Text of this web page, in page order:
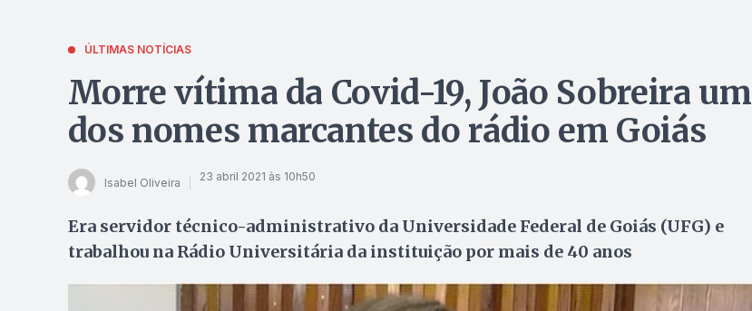
ÚLTIMAS NOTÍCIAS
Morre vítima da Covid-19, João Sobreira um
dos nomes marcantes do rádio em Goiás
Isabel Oliveira 23 abril 2021 às 10h50
Era servidor técnico-administrativo da Universidade Federal de Goiás (UFG) e
trabalhou na Rádio Universitária da instituição por mais de 40 anos